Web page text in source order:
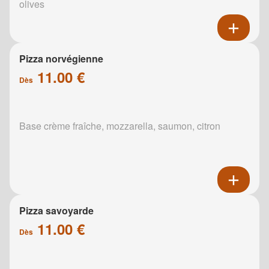
olives
Pizza norvégienne
Dès 11.00 €
Base crème fraîche, mozzarella, saumon, citron
Pizza savoyarde
Dès 11.00 €